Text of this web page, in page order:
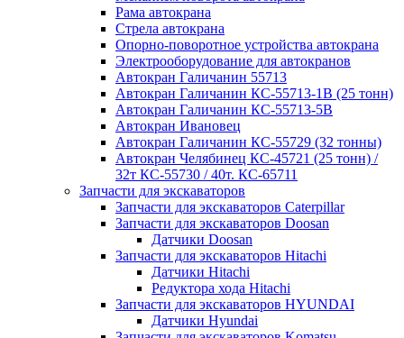
Рама автокрана
Стрела автокрана
Опорно-поворотное устройства автокрана
Электрооборудование для автокранов
Автокран Галичанин 55713
Автокран Галичанин КС-55713-1В (25 тонн)
Автокран Галичанин КС-55713-5В
Автокран Ивановец
Автокран Галичанин КС-55729 (32 тонны)
Автокран Челябинец КС-45721 (25 тонн) /
32т КС-55730 / 40т. КС-65711
Запчасти для экскаваторов
Запчасти для экскаваторов Caterpillar
Запчасти для экскаваторов Doosan
Датчики Doosan
Запчасти для экскаваторов Hitachi
Датчики Hitachi
Редуктора хода Hitachi
Запчасти для экскаваторов HYUNDAI
Датчики Hyundai